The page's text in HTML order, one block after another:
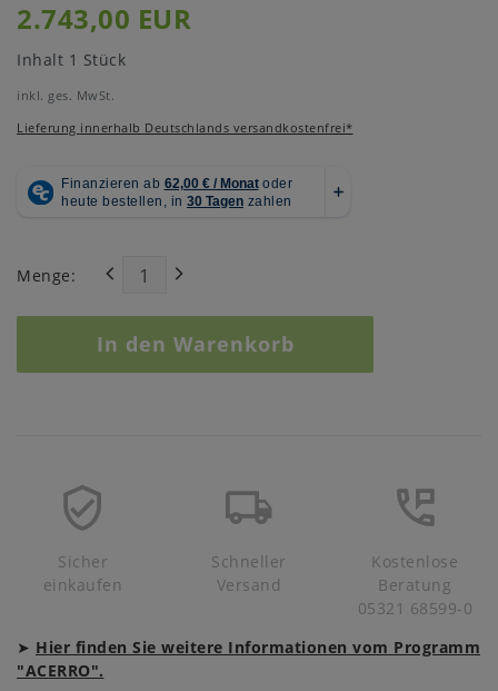
2.743,00 EUR
Inhalt 1 Stück
inkl. ges. MwSt.
Lieferung innerhalb Deutschlands versandkostenfrei*
Menge:
In den Warenkorb
Sicher
einkaufen
Schneller
Versand
Kostenlose
Beratung
05321 68599-0
➤ Hier finden Sie weitere Informationen vom Programm
"ACERRO".